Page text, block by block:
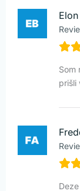
Som
prišli